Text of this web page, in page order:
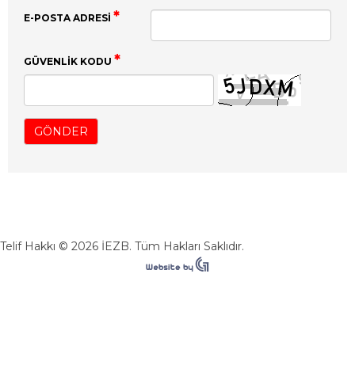
E-POSTA ADRESI
GÜVENLIK KODU
Telif Hakkı © 2026 İEZB. Tüm Hakları Saklıdır.